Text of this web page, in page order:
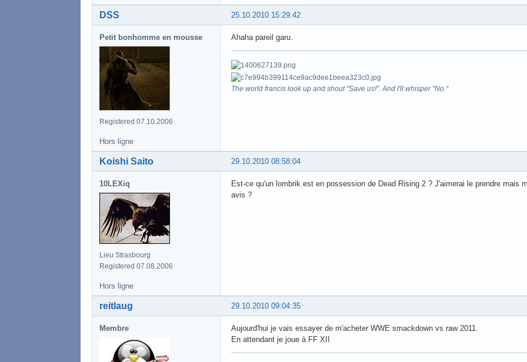
25.10.2010 15:29:42
DSS
Petit bonhomme en mousse
Registered 07.10.2006
Ahaha pareil garu.
The world francis look up and shout "Save us!". And I'll whisper "No."
Hors ligne
29.10.2010 08:58:04
Koishi Saito
10LEXiq
Lieu Strasbourg
Registered 07.08.2006
Est-ce qu'un lombrik est en possession de Dead Rising 2 ? J'aimerai le prendre mais
avis ?
Hors ligne
29.10.2010 09:04:35
reitlaug
Membre
Aujourd'hui je vais essayer de m'acheter WWE smackdown vs raw 2011.
En attendant je joue à FF XII